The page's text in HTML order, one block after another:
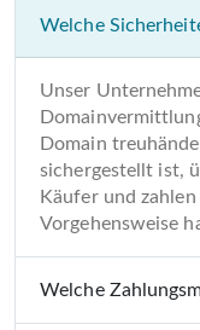
Welche
Unser
Domain
sichergestellt ist,
Käufer und
Vorgehensweise
Welche